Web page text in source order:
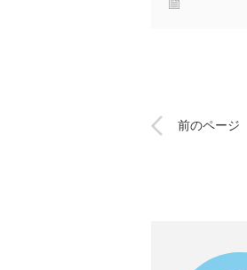
前のページ